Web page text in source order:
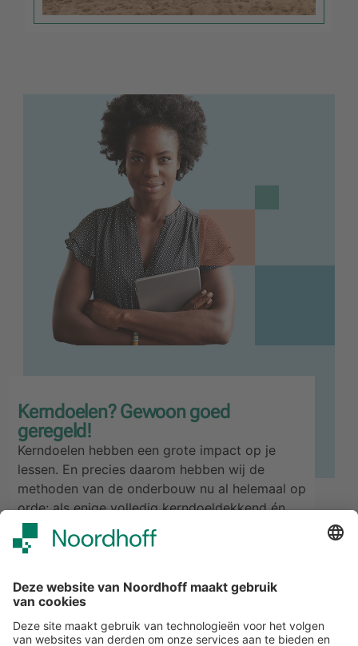
Kerndoelen? Gewoon goed
geregeld!
Kerndoelen hebben een grote impact op je
lessen. En precies daarom hebben wij de
methoden van de onderbouw nu al helemaal op
orde: als enige volledig kerndoeldekkend én
inclusief basisvaardigheden. Dat noemen wij
nou: gewoon goed geregeld. Benieuwd waar jij
Doe de kerndoelencheck